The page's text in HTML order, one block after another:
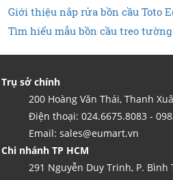
Giới thiệu nắp rửa bồn cầu Toto
Tìm hiểu mẫu bồn cầu treo tường
Trụ sở chính
200 Hoàng Văn Thái, Thanh
Điện thoại: 024.6675.8083 -
Email: sales@eumart.vn
Chi nhánh TP HCM
291 Nguyễn Duy Trinh, P. Bình